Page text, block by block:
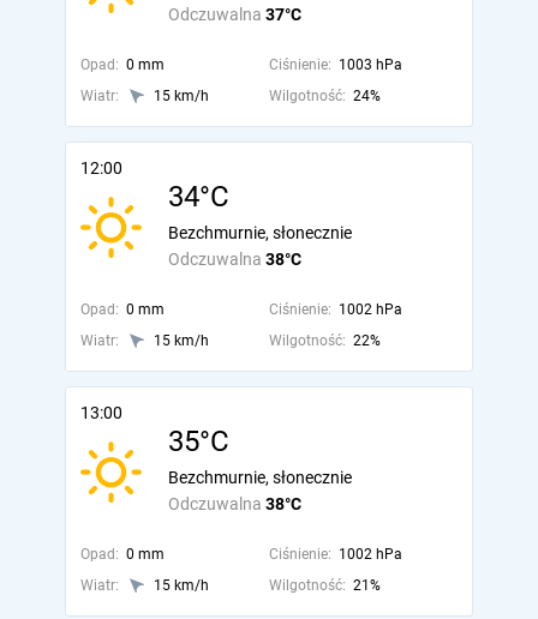
Odczuwalna 37°C
Opad: 0 mm Ciśnienie: 1003 hPa
Wiatr:
15 km/h Wilgotność: 24%
12:00
34°C
Odczuwalna 38°C
Bezchmurnie, słonecznie
Opad: 0 mm Ciśnienie: 1002 hPa
Wiatr:
15 km/h Wilgotność: 22%
13:00
35°C
Odczuwalna 38°C
Bezchmurnie, słonecznie
Opad: 0 mm Ciśnienie: 1002 hPa
Wiatr:
15 km/h Wilgotność: 21%